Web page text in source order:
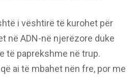
i vështirë të kurohet për
në ADN-në njerëzore duke
të paprekshme në trup.
ai të mbahet nën fre, por me